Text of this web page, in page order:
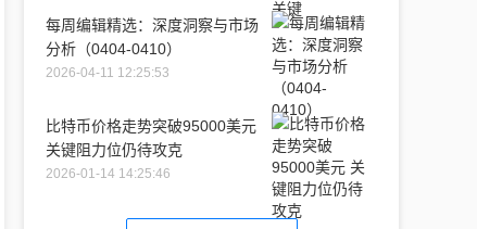
每周编辑精选：深度洞察与市场
分析（0404-0410）
2026-04-11 12:25:53
比特币价格走势突破95000美元
关键阻力位仍待攻克
2026-01-14 14:25:46